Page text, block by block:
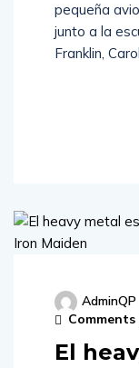
pequeña
junto a la
Franklin,
AdminQP
Comments
El